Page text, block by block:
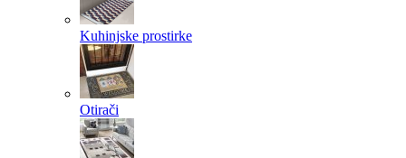
Kuhinjske prostirke
Otirači